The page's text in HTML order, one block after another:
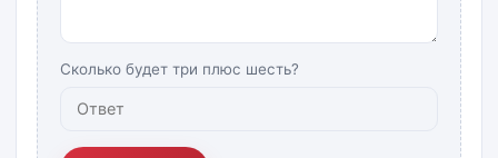
Сколько будет три плюс шесть?